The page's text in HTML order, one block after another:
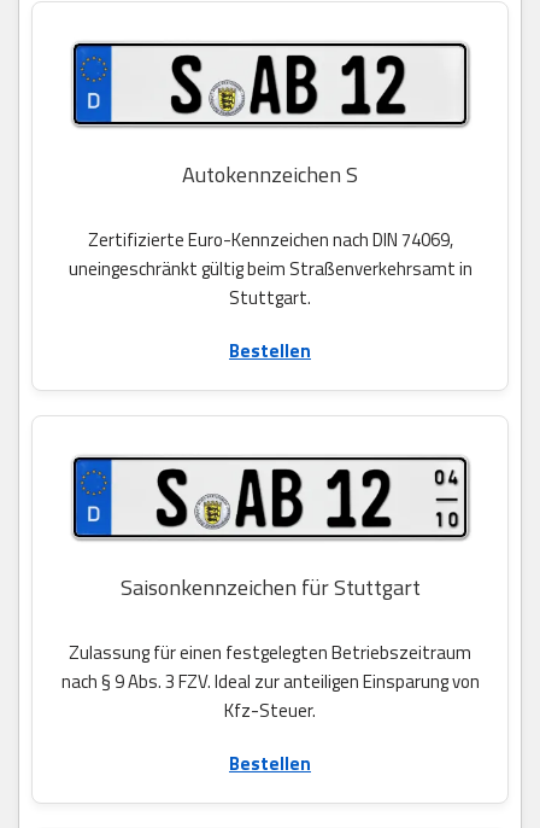
Autokennzeichen S
Zertifizierte Euro-Kennzeichen nach DIN 74069,
uneingeschränkt gültig beim Straßenverkehrsamt in
Stuttgart.
Bestellen
Saisonkennzeichen für Stuttgart
Zulassung für einen festgelegten Betriebszeitraum
nach § 9 Abs. 3 FZV. Ideal zur anteiligen Einsparung von
Kfz-Steuer.
Bestellen